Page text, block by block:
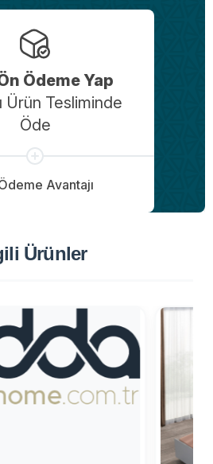
Ödeme Yap
Ürün Tesliminde
Öde
Avantajı
Ürünler